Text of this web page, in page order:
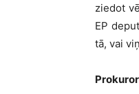
ziedot
EP
tā, vai